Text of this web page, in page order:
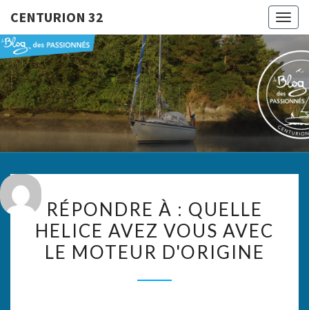
CENTURION 32
32
Le Blog
Des
Passionnés
À :
QUELLE
HELICE
RÉPONDRE À : QUELLE
HELICE AVEZ VOUS AVEC
LE MOTEUR D'ORIGINE